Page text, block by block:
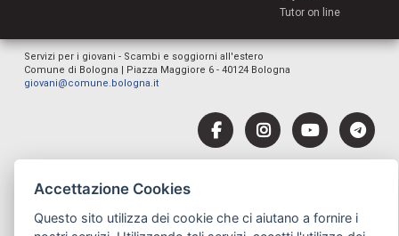
Tutor on line
Servizi per i giovani - Scambi e soggiorni all'estero
Comune di Bologna | Piazza Maggiore 6 - 40124 Bologna
giovani@comune.bologna.it
Accettazione Cookies
Questo sito utilizza dei cookie che ci aiutano a fornire i